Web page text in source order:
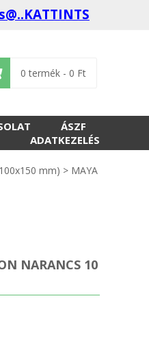
0 termék - 0 Ft
ÁSZF
ADATKEZELÉS
mm) > MAYA
NARANCS 10